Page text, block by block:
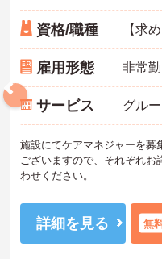
資格/職種
雇用形態
サービス グル
施設にてケアマネジャーを募
ございますので、それぞれお
わせください。
詳細を見る 無